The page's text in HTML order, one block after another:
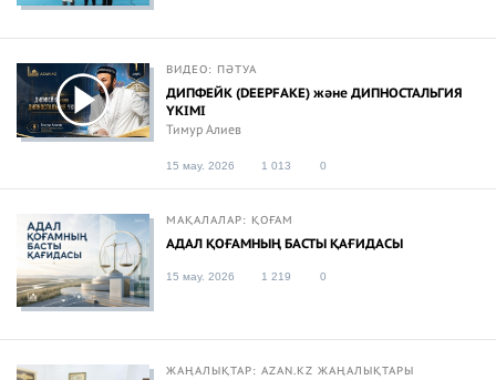
ВИДЕО: ПӘТУА
ДИПФЕЙК (DEEPFAKE) және ДИПНОСТАЛЬГИЯ
ҮКІМІ
Тимур Алиев
15 мау. 2026 1 013 0
МАҚАЛАЛАР: ҚОҒАМ
АДАЛ ҚОҒАМНЫҢ БАСТЫ ҚАҒИДАСЫ
15 мау. 2026 1 219 0
ЖАҢАЛЫҚТАР: AZAN.KZ ЖАҢАЛЫҚТАРЫ